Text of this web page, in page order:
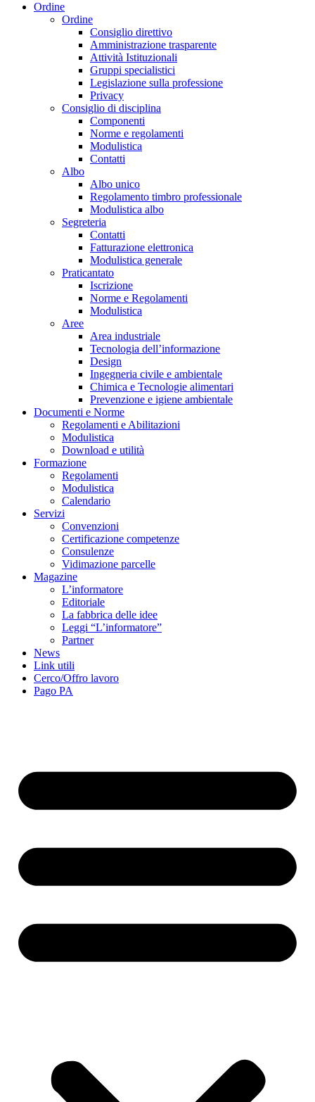
Ordine
Ordine
Consiglio direttivo
Amministrazione trasparente
Attività Istituzionali
Gruppi specialistici
Legislazione sulla professione
Privacy
Consiglio di disciplina
Componenti
Norme e regolamenti
Modulistica
Contatti
Albo
Albo unico
Regolamento timbro professionale
Modulistica albo
Segreteria
Contatti
Fatturazione elettronica
Modulistica generale
Praticantato
Iscrizione
Norme e Regolamenti
Modulistica
Aree
Area industriale
Tecnologia dell’informazione
Design
Ingegneria civile e ambientale
Chimica e Tecnologie alimentari
Prevenzione e igiene ambientale
Documenti e Norme
Regolamenti e Abilitazioni
Modulistica
Download e utilità
Formazione
Regolamenti
Modulistica
Calendario
Servizi
Convenzioni
Certificazione competenze
Consulenze
Vidimazione parcelle
Magazine
L’informatore
Editoriale
La fabbrica delle idee
Leggi “L’informatore”
Partner
News
Link utili
Cerco/Offro lavoro
Pago PA